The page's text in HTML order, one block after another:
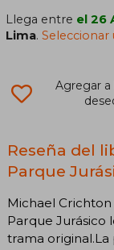
Llega entre el 26
Lima.Seleccionar
Agregar a
Reseña del
Parque
Michael
Parque Jurásico
trama original.La